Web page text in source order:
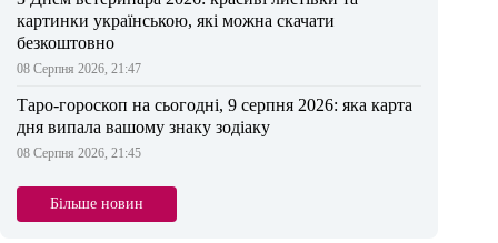
картинки українською, які можна скачати
безкоштовно
08 Серпня 2026, 21:47
Таро-гороскоп на сьогодні, 9 серпня 2026: яка карта
дня випала вашому знаку зодіаку
08 Серпня 2026, 21:45
Більше новин